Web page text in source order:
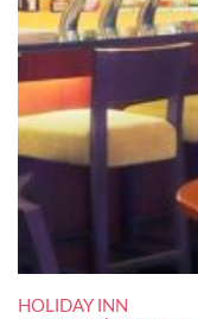
HOLIDAY INN